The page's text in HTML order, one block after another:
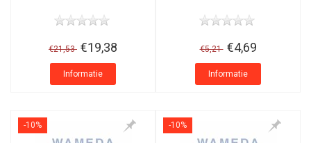
€21,53 €19,38
Informatie
€5,21 €4,69
Informatie
-10% -10%